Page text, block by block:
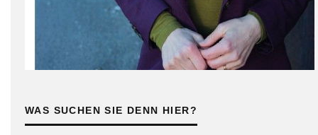
WAS SUCHEN SIE DENN HIER?